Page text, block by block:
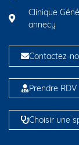
Clinique
annecy
Contactez-
Prendre
Choisir une